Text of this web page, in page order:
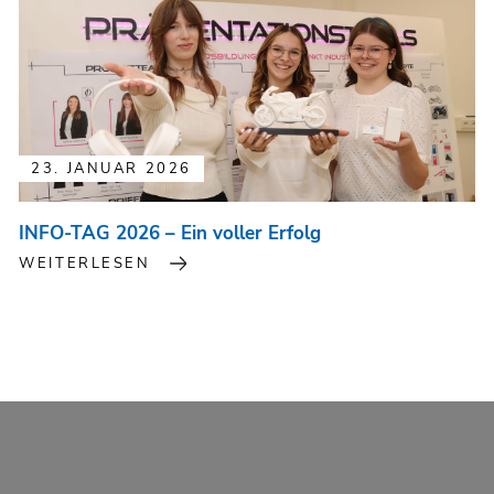
23. JANUAR 2026
INFO-TAG 2026 – Ein voller Erfolg
WEITERLESEN